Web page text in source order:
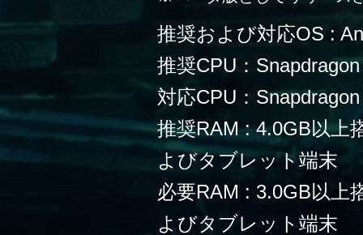
推奨および対応OS :
推奨CPU：
対応CPU：
推奨RAM : 4.0GB以上
よびタブレット端末
必要RAM : 3.0GB以上
よびタブレット端末